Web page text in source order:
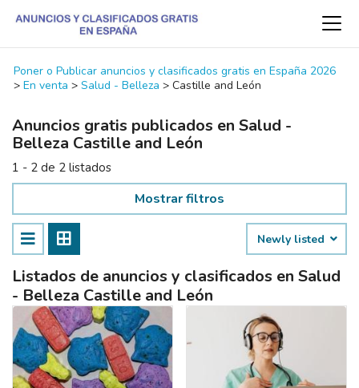
Poner o Publicar anuncios y clasificados gratis en España 2026
> En venta > Salud - Belleza > Castille and León
Anuncios gratis publicados en Salud -
Belleza Castille and León
1 - 2 de 2 listados
Mostrar filtros
Newly listed
Listados de anuncios y clasificados en Salud
- Belleza Castille and León